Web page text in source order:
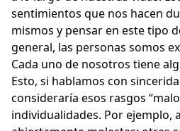
sentimientos que nos hacen
mismos y pensar en este tipo
general, las personas somos
Cada uno de nosotros tiene
Esto, si hablamos con
consideraría esos rasgos
individualidades. Por ejemplo,